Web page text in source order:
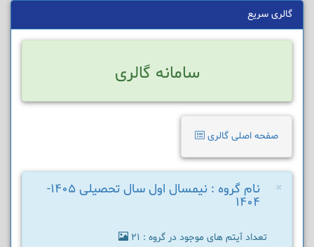
گالری سریع
سامانه گالری
صفحه اصلی گالری
× نام گروه : نیمسال اول سال تحصیلی 1405-
1404
تعداد آیتم های موجود در گروه : 21